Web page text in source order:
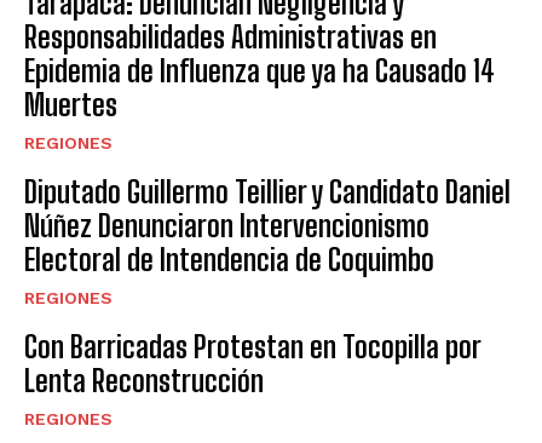
Responsabilidades Administrativas en
Epidemia de Influenza que ya ha Causado 14
Muertes
REGIONES
Diputado Guillermo Teillier y Candidato Daniel
Núñez Denunciaron Intervencionismo
Electoral de Intendencia de Coquimbo
REGIONES
Con Barricadas Protestan en Tocopilla por
Lenta Reconstrucción
REGIONES